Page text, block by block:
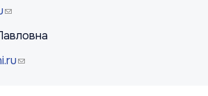
(link sends e-mail)
(link sends e-mail)